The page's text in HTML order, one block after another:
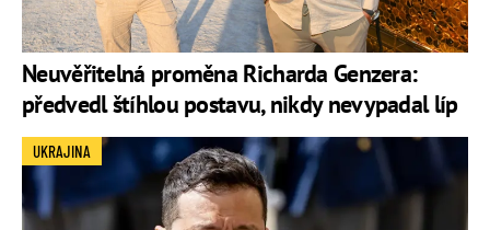
Neuvěřitelná proměna Richarda Genzera:
předvedl štíhlou postavu, nikdy nevypadal líp
UKRAJINA